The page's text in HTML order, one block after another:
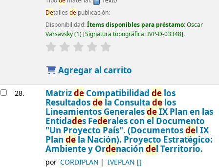
Detalles depublicación:
Disponibilidad:Ítems disponibles para préstamo:Oscar
Varsavsky(1) Signatura topográfica:IVP-D-03348 .
Agregar al carrito
28. MatrizdeCompatibilidad delos
Resultadosdela Consultadelos
Lineamientos GeneralesdeIX Plan en las
Entidades Federales con el Documento
"Un Proyecto País". (Documentosdel IX
Plan dela Nación). Proyecto Estratégico:
Ambiente y Ordenación del Territorio.
por CORDIPLAN IVEPLAN []